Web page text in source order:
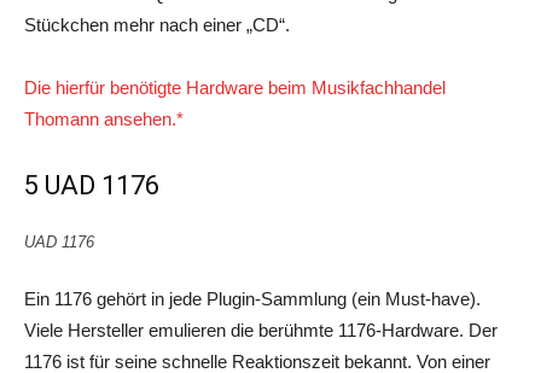
Stückchen mehr nach einer „CD“.
Die hierfür benötigte Hardware beim Musikfachhandel
Thomann ansehen.*
5 UAD 1176
UAD 1176
Ein 1176 gehört in jede Plugin-Sammlung (ein Must-have).
Viele Hersteller emulieren die berühmte 1176-Hardware. Der
1176 ist für seine schnelle Reaktionszeit bekannt. Von einer